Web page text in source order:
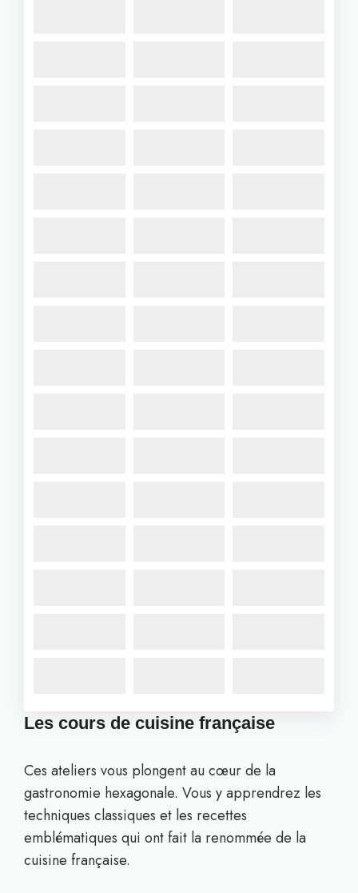
Les cours de cuisine française
Ces ateliers vous plongent au cœur de la
gastronomie hexagonale. Vous y apprendrez les
techniques classiques et les recettes
emblématiques qui ont fait la renommée de la
cuisine française.